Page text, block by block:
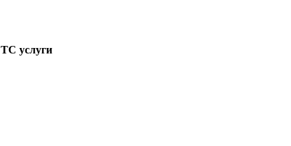
ТС услуги